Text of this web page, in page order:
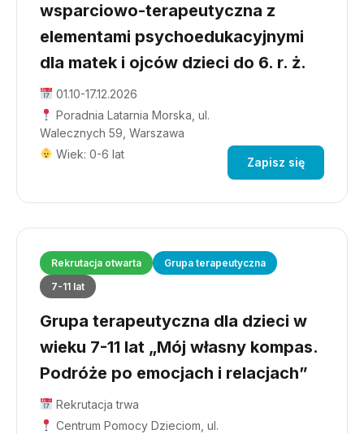
wsparciowo-terapeutyczna z
elementami psychoedukacyjnymi
dla matek i ojców dzieci do 6. r. ż.
01.10-17.12.2026
Poradnia Latarnia Morska, ul.
Walecznych 59, Warszawa
Wiek: 0-6 lat
Zapisz się
Rekrutacja otwarta
Grupa terapeutyczna
7-11 lat
Grupa terapeutyczna dla dzieci w
wieku 7-11 lat „Mój własny kompas.
Podróże po emocjach i relacjach”
Rekrutacja trwa
Centrum Pomocy Dzieciom, ul.